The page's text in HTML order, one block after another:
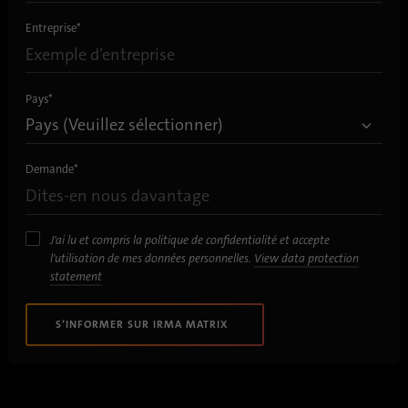
Système de câblage
Câble conforme aux normes EN45545-2 et EN50306
Pixel
MTBF
1,24 millions d’heures
0 LUX
Entreprise*
Pays*
Demande*
J'ai lu et compris la politique de confidentialité et accepte
l'utilisation de mes données personnelles. View data protection
statement
S’INFORMER SUR IRMA MATRIX